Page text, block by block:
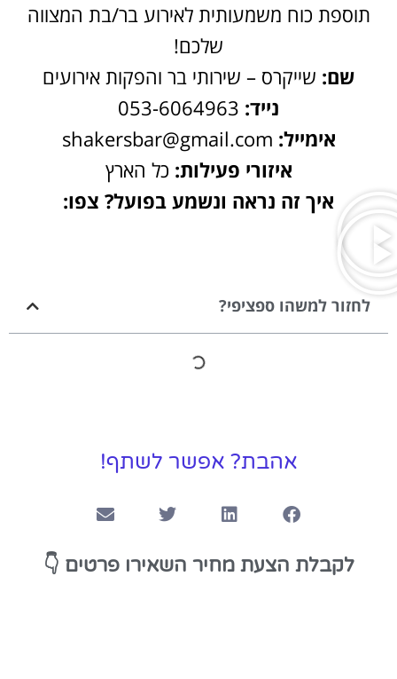
תוספת כוח משמעותית לאירוע בר/בת המצווה
שלכם!
שם: שייקרס – שירותי בר והפקות אירועים
נייד:
אימייל: shakersbar@gmail.com
איזורי פעילות: כל הארץ
איך זה נראה ונשמע בפועל? צפו:
לחזור למשהו ספציפי?
אהבת? אפשר לשתף!
לקבלת הצעת מחיר השאירו פרטים 👇